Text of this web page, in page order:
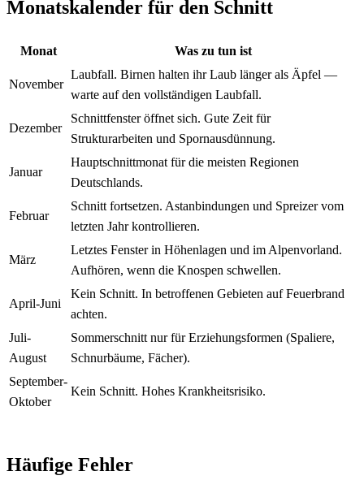
Monatskalender für den Schnitt
Monat Was zu tun ist
November
Laubfall. Birnen halten ihr Laub länger als Äpfel —
warte auf den vollständigen Laubfall.
Dezember
Schnittfenster öffnet sich. Gute Zeit für
Strukturarbeiten und Spornausdünnung.
Januar
Hauptschnittmonat für die meisten Regionen
Deutschlands.
Februar
Schnitt fortsetzen. Astanbindungen und Spreizer vom
letzten Jahr kontrollieren.
März
Letztes Fenster in Höhenlagen und im Alpenvorland.
Aufhören, wenn die Knospen schwellen.
April-Juni
Kein Schnitt. In betroffenen Gebieten auf Feuerbrand
achten.
Juli-
August
Sommerschnitt nur für Erziehungsformen (Spaliere,
Schnurbäume, Fächer).
September-
Oktober
Kein Schnitt. Hohes Krankheitsrisiko.
Häufige Fehler